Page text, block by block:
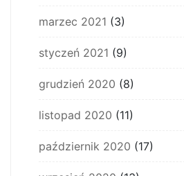
marzec 2021 (3)
styczeń 2021 (9)
grudzień 2020 (8)
listopad 2020 (11)
październik 2020 (17)